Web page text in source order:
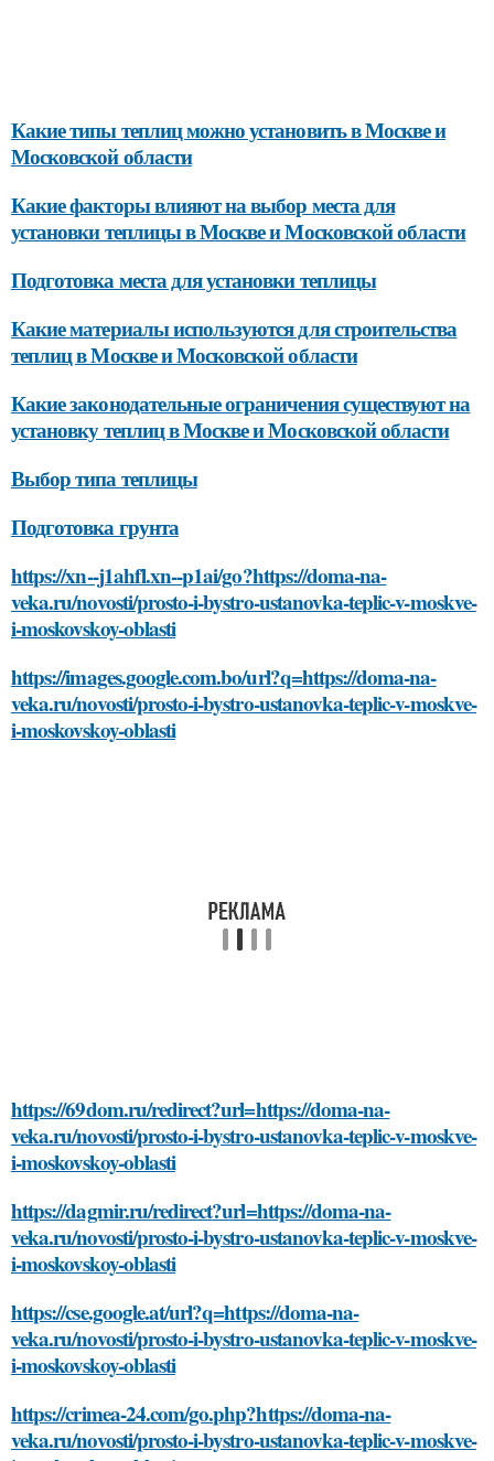
Какие типы теплиц можно установить в Москве и
Московской области
Какие факторы влияют на выбор места для
установки теплицы в Москве и Московской области
Подготовка места для установки теплицы
Какие материалы используются для строительства
теплиц в Москве и Московской области
Какие законодательные ограничения существуют на
установку теплиц в Москве и Московской области
Выбор типа теплицы
Подготовка грунта
https://xn--j1ahfl.xn--p1ai/go?https://doma-na-
veka.ru/novosti/prosto-i-bystro-ustanovka-teplic-v-moskve-
i-moskovskoy-oblasti
https://images.google.com.bo/url?q=https://doma-na-
veka.ru/novosti/prosto-i-bystro-ustanovka-teplic-v-moskve-
i-moskovskoy-oblasti
https://69dom.ru/redirect?url=https://doma-na-
veka.ru/novosti/prosto-i-bystro-ustanovka-teplic-v-moskve-
i-moskovskoy-oblasti
https://dagmir.ru/redirect?url=https://doma-na-
veka.ru/novosti/prosto-i-bystro-ustanovka-teplic-v-moskve-
i-moskovskoy-oblasti
https://cse.google.at/url?q=https://doma-na-
veka.ru/novosti/prosto-i-bystro-ustanovka-teplic-v-moskve-
i-moskovskoy-oblasti
https://crimea-24.com/go.php?https://doma-na-
veka.ru/novosti/prosto-i-bystro-ustanovka-teplic-v-moskve-